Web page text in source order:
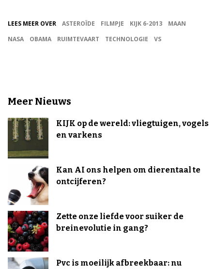
LEES MEER OVER ASTEROÏDE FILMPJE KIJK 6-2013
MAAN
NASA
OBAMA RUIMTEVAART TECHNOLOGIE VS
Meer Nieuws
KIJK op de wereld: vliegtuigen, vogels
en varkens
Kan AI ons helpen om dierentaal te
ontcijferen?
Zette onze liefde voor suiker de
breinevolutie in gang?
Pvc is moeilijk afbreekbaar: nu